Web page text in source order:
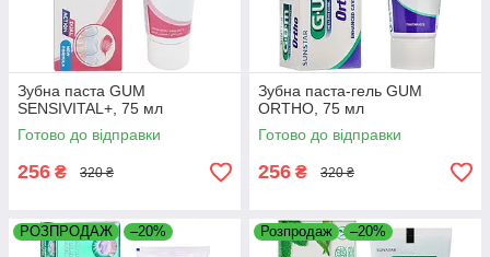
Зубна паста GUM
SENSIVITAL+, 75 мл
Готово до відправки
256 ₴ 320 ₴
Зубна паста-гель GUM
ORTHO, 75 мл
Готово до відправки
256 ₴ 320 ₴
РОЗПРОДАЖ –20% Розпродаж –20%